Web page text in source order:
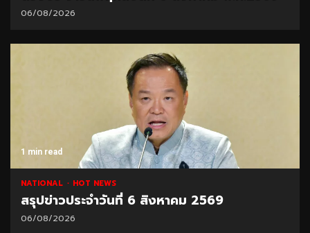
06/08/2026
1 min read
NATIONAL HOT NEWS
สรุปข่าวประจำวันที่ 6 สิงหาคม 2569
06/08/2026